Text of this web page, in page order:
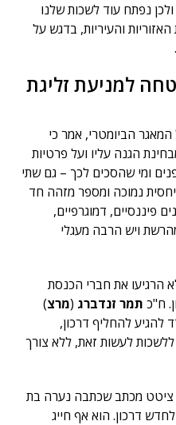
נפתח עוד לשכות שלנו
והעיריות, בדגש על
למניעת זליגת
הביומטרי, אמר כי
הגנה עליו ועל פרטיות
ומי שהסכים לכך – גם שתי
נמוכה ומספר מזהה חד
פיננסיים, דמוגרפיים,
ויש הרבה מעגלי
הרגיעו את חברי הכנסת
ח"כ תמר זנדברג (מרצ)
להגיע להחליף דרכון,
לעשות זאת, ללא צורך
ציטט מכתב שכתבה נערה בת
דרכון. הוא אף חייג